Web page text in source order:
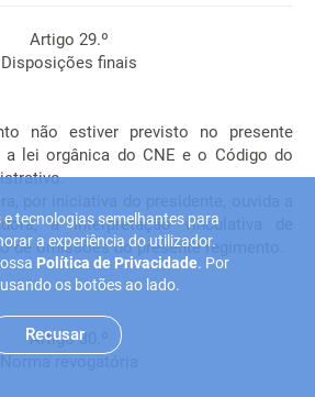
Artigo 29.º
Disposições finais
não estiver previsto no presente
a lei orgânica do CNE e o Código do
a interpretação vinculativa de
de omissões do presente regimento.
Artigo 30.º
tecnologias semelhantes para
a experiência do utilizador.
Política de Privacidade. Por
os botões ao lado.
Recusar